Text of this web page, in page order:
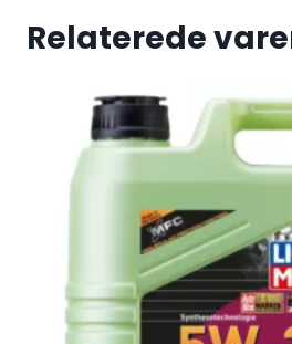
Relaterede